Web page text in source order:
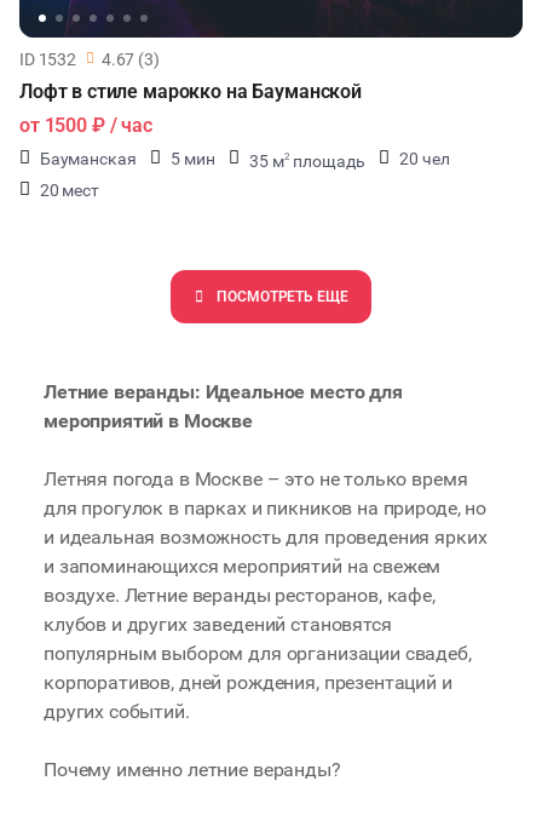
ID 1532 4.67 (3)
Лофт в стиле марокко на Бауманской
от 1500 ₽/ час
Бауманская 5 мин 35 м2 площадь
20 чел
20 мест
ПОCМОТРЕТЬ ЕЩЕ
Летние веранды: Идеальное место для
мероприятий в Москве
Летняя погода в Москве – это не только время
для прогулок в парках и пикников на природе, но
и идеальная возможность для проведения ярких
и запоминающихся мероприятий на свежем
воздухе. Летние веранды ресторанов, кафе,
клубов и других заведений становятся
популярным выбором для организации свадеб,
корпоративов, дней рождения, презентаций и
других событий.
Почему именно летние веранды?